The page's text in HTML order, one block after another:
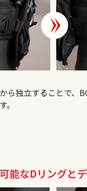
ら独立することで、
能なDリングと